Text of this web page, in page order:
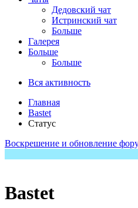
Дедовский чат
Истринский чат
Больше
Галерея
Больше
Больше
Вся активность
Главная
Bastet
Статус
Воскрешение и обновление
Bastet